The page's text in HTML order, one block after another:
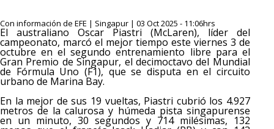
Con información de EFE | Singapur | 03 Oct 2025 - 11:06hrs
El australiano Oscar Piastri (McLaren), líder del
campeonato, marcó el mejor tiempo este viernes 3 de
octubre en el segundo entrenamiento libre para el
Gran Premio de Singapur, el decimoctavo del Mundial
de Fórmula Uno (F1), que se disputa en el circuito
urbano de Marina Bay.
En la mejor de sus 19 vueltas, Piastri cubrió los 4.927
metros de la calurosa y húmeda pista singapurense
en un minuto, 30 segundos y 714 milésimas, 132